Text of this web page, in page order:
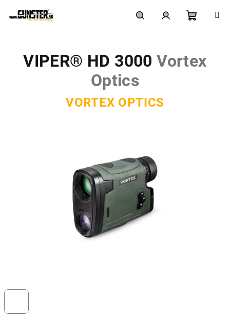
košík
VIPER® HD 3000Vortex
Optics
VORTEX OPTICS